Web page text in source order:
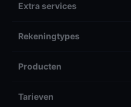
Extra services
Rekeningtypes
Producten
Tarieven